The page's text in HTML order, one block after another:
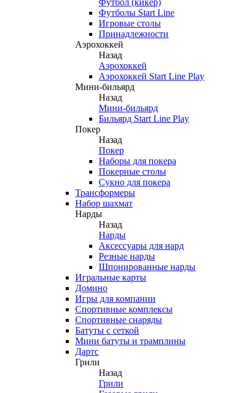
Футбол (кикер)
Футболы Start Line
Игровые столы
Принадлежности
Аэрохоккей
Назад
Аэрохоккей
Аэрохоккей Start Line Play
Мини-бильярд
Назад
Мини-бильярд
Бильярд Start Line Play
Покер
Назад
Покер
Наборы для покера
Покерные столы
Сукно для покера
Трансформеры
Набор шахмат
Нарды
Назад
Нарды
Аксессуары для нард
Резные нарды
Шпонированные нарды
Игральные карты
Домино
Игры для компании
Спортивные комплексы
Спортивные снаряды
Батуты с сеткой
Мини батуты и трамплины
Дартс
Грили
Назад
Грили